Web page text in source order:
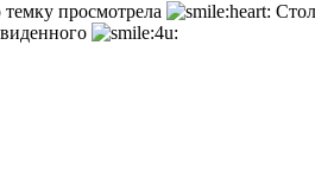
просмотрела